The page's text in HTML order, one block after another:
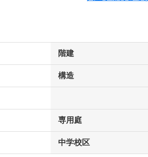
階建
構造
専用庭
中学校区